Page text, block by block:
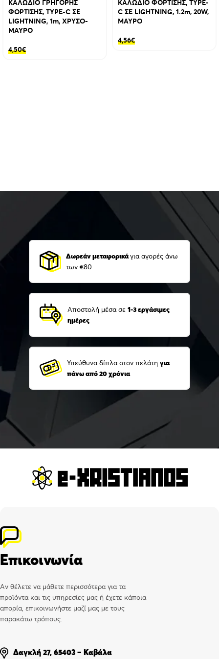
ΚΑΛΩΔΙΟ ΓΡΗΓΟΡΗΣ
ΦΟΡΤΙΣΗΣ, TYPE-C ΣΕ
LIGHTNING, 1m, ΧΡΥΣΟ-
ΜΑΥΡΟ
4,50€
ΚΑΛΩΔΙΟ ΦΟΡΤΙΣΗΣ, TYPE-
C ΣΕ LIGHTNING, 1.2m, 20W,
ΜΑΥΡΟ
4,56€
Δωρεάν μεταφορικάγια αγορές άνω
των €80
Αποστολή μέσα σε 1-3 εργάσιμες
ημέρες
Υπεύθυνα δίπλα στον πελάτη για
πάνω από 20 χρόνια
Επικοινωνία
Αν θέλετε να μάθετε περισσότερα για τα
προϊόντα και τις υπηρεσίες μας ή έχετε κάποια
απορία, επικοινωνήστε μαζί μας με τους
παρακάτω τρόπους.
Δαγκλή 27, 65403 – Καβάλα